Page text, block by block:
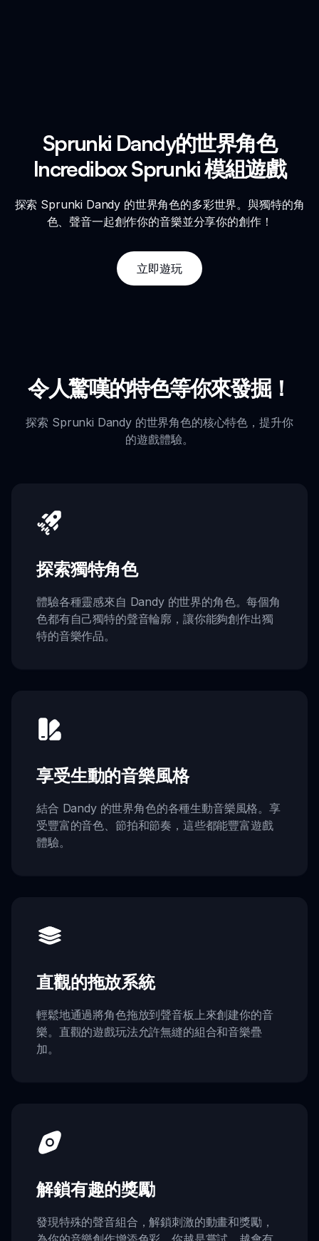
Sprunki Dandy的世界角色
Incredibox Sprunki 模組遊戲
探索 Sprunki Dandy 的世界角色的多彩世界。與獨特的角
色、聲音一起創作你的音樂並分享你的創作！
立即遊玩
令人驚嘆的特色等你來發掘！
探索 Sprunki Dandy 的世界角色的核心特色，提升你
的遊戲體驗。
探索獨特角色
體驗各種靈感來自 Dandy 的世界的角色。每個角
色都有自己獨特的聲音輪廓，讓你能夠創作出獨
特的音樂作品。
享受生動的音樂風格
結合 Dandy 的世界角色的各種生動音樂風格。享
受豐富的音色、節拍和節奏，這些都能豐富遊戲
體驗。
直觀的拖放系統
輕鬆地通過將角色拖放到聲音板上來創建你的音
樂。直觀的遊戲玩法允許無縫的組合和音樂疊
加。
解鎖有趣的獎勵
發現特殊的聲音組合，解鎖刺激的動畫和獎勵，